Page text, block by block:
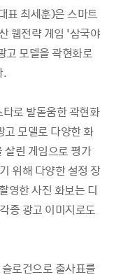
최세훈)은 스마트
웹전략 게임 ‘삼국야
모델을 곽현화로
.
로 발돋움한 곽현화
고 모델로 다양한 화
살린 게임으로 평가
위해 다양한 설정 장
영한 사진 화보는 디
종 광고 이미지로도
로건으로 출사표를